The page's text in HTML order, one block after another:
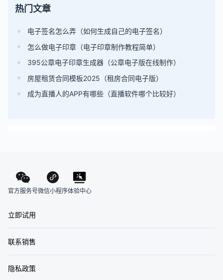
热门文章
电子签名怎么弄（如何生成自己的电子签名）
怎么做电子印章（电子印章制作教程简单）
395公章电子印章生成器（公章电子版在线制作）
房屋租赁合同模板2025（租房合同电子版）
成为直播人的APP有哪些（直播软件哪个比较好）
官方服务号微信小程序体验中心
立即试用
联系销售
隐私政策